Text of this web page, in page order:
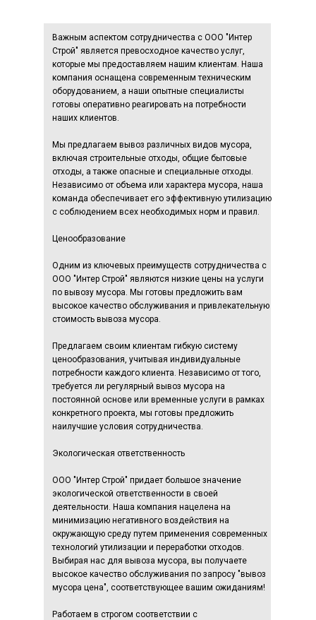
Важным аспектом сотрудничества с ООО "Интер
Строй" является превосходное качество услуг,
которые мы предоставляем нашим клиентам. Наша
компания оснащена современным техническим
оборудованием, а наши опытные специалисты
готовы оперативно реагировать на потребности
наших клиентов.
Мы предлагаем вывоз различных видов мусора,
включая строительные отходы, общие бытовые
отходы, а также опасные и специальные отходы.
Независимо от объема или характера мусора, наша
команда обеспечивает его эффективную утилизацию
с соблюдением всех необходимых норм и правил.
Ценообразование
Одним из ключевых преимуществ сотрудничества с
ООО "Интер Строй" являются низкие цены на услуги
по вывозу мусора. Мы готовы предложить вам
высокое качество обслуживания и привлекательную
стоимость вывоза мусора.
Предлагаем своим клиентам гибкую систему
ценообразования, учитывая индивидуальные
потребности каждого клиента. Независимо от того,
требуется ли регулярный вывоз мусора на
постоянной основе или временные услуги в рамках
конкретного проекта, мы готовы предложить
наилучшие условия сотрудничества.
Экологическая ответственность
ООО "Интер Строй" придает большое значение
экологической ответственности в своей
деятельности. Наша компания нацелена на
минимизацию негативного воздействия на
окружающую среду путем применения современных
технологий утилизации и переработки отходов.
Выбирая нас для вывоза мусора, вы получаете
высокое качество обслуживания по запросу "вывоз
мусора цена", соответствующее вашим ожиданиям!
Работаем в строгом соответствии с